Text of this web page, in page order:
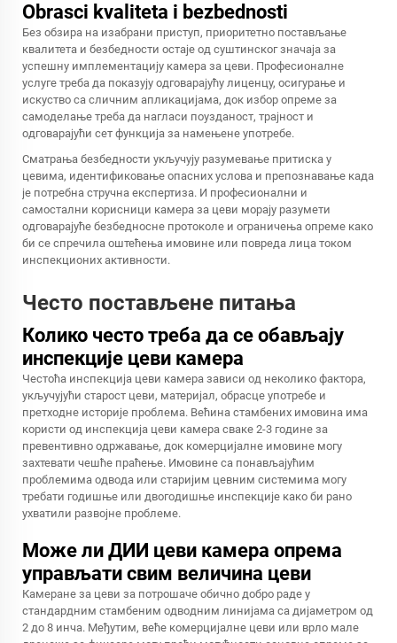
Obrasci kvaliteta i bezbednosti
Без обзира на изабрани приступ, приоритетно постављање
квалитета и безбедности остаје од суштинског значаја за
успешну имплементацију камера за цеви. Професионалне
услуге треба да показују одговарајућу лиценцу, осигурање и
искуство са сличним апликацијама, док избор опреме за
самоделање треба да нагласи поузданост, трајност и
одговарајући сет функција за намењене употребе.
Сматрања безбедности укључују разумевање притиска у
цевима, идентификовање опасних услова и препознавање када
је потребна стручна експертиза. И професионални и
самостални корисници камера за цеви морају разумети
одговарајуће безбедносне протоколе и ограничења опреме како
би се спречила оштећења имовине или повреда лица током
инспекционих активности.
Често постављене питања
Колико често треба да се обављају
инспекције цеви камера
Честоћа инспекција цеви камера зависи од неколико фактора,
укључујући старост цеви, материјал, обрасце употребе и
претходне историје проблема. Већина стамбених имовина има
користи од инспекција цеви камера сваке 2-3 године за
превентивно одржавање, док комерцијалне имовине могу
захтевати чешће праћење. Имовине са понављајућим
проблемима одвода или старијим цевним системима могу
требати годишње или двогодишње инспекције како би рано
ухватили развојне проблеме.
Може ли ДИИ цеви камера опрема
управљати свим величина цеви
Камеране за цеви за потрошаче обично добро раде у
стандардним стамбеним одводним линијама са дијаметром од
2 до 8 инча. Међутим, веће комерцијалне цеви или врло мале